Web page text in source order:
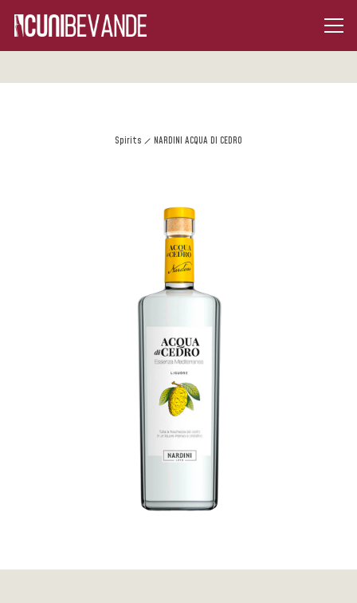
Spirits NARDINI ACQUA DI CEDRO